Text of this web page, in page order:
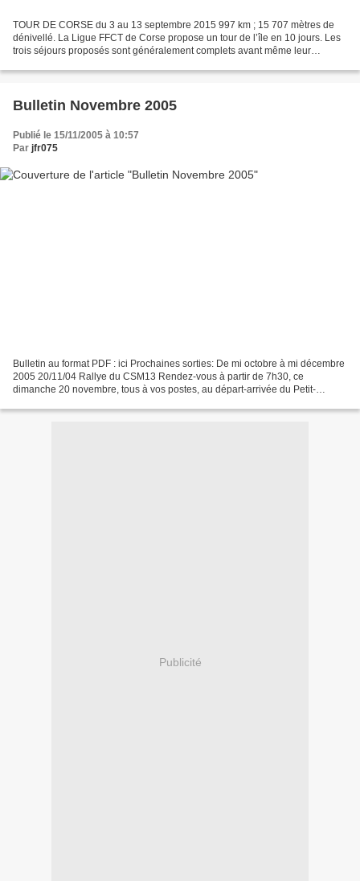
TOUR DE CORSE du 3 au 13 septembre 2015 997 km ; 15 707 mètres de
dénivellé. La Ligue FFCT de Corse propose un tour de l’île en 10 jours. Les
trois séjours proposés sont généralement complets avant même leur
Bulletin Novembre 2005
Publié le 15/11/2005 à 10:57
Par jfr075
Bulletin au format PDF : ici Prochaines sorties: De mi octobre à mi décembre
2005 20/11/04 Rallye du CSM13 Rendez-vous à partir de 7h30, ce
dimanche 20 novembre, tous à vos postes, au départ-arrivée du Petit-
Publicité